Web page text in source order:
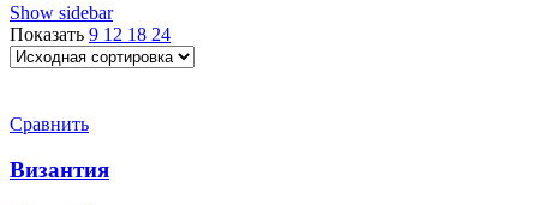
Show sidebar
Показать 9 12 18 24
Сравнить
Византия